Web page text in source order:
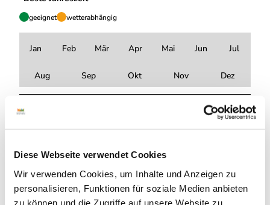
Diese Webseite verwendet Cookies
Wir verwenden Cookies, um Inhalte und Anzeigen zu
personalisieren, Funktionen für soziale Medien anbieten
zu können und die Zugriffe auf unsere Website zu
geeignet wetterabhängig
Jan Feb Mär Apr Mai Jun Jul
Aug Sep Okt Nov Dez
Autor:in
Grafschaft Bentheim Tourismus
Organisation
Grafschaft Bentheim Tourismus e.V.
Lizenz (Stammdaten)